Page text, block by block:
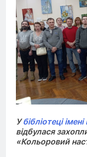
Убібліотеці
відбулася
«Кольоровий